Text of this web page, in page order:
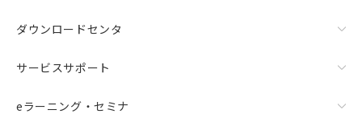
ダウンロードセンタ
サービスサポート
eラーニング・セミナ